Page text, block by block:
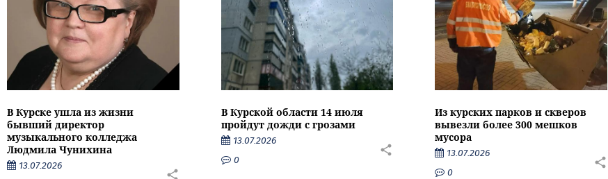
В Курске ушла из жизни
бывший директор
музыкального колледжа
Людмила Чунихина
13.07.2026
В Курской области 14 июля
пройдут дожди с грозами
13.07.2026
0
Из курских парков и скверов
вывезли более 300 мешков
мусора
13.07.2026
0